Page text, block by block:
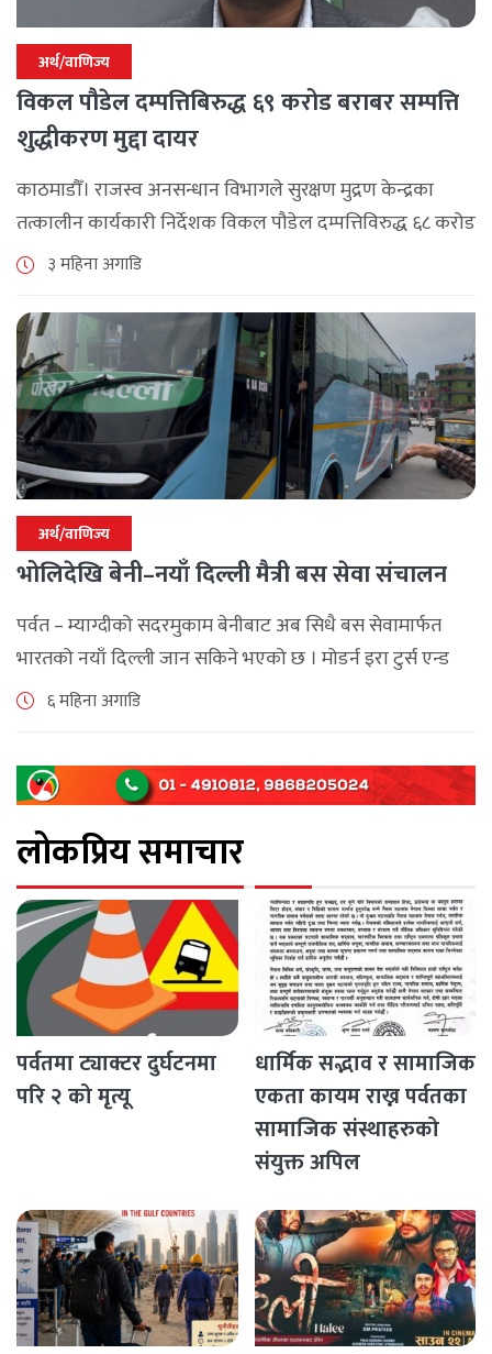
अर्थ/वाणिज्य
विकल पौडेल दम्पत्तिबिरुद्ध ६९ करोड बराबर सम्पत्ति
शुद्धीकरण मुद्दा दायर
काठमाडौँ। राजस्व अनसन्धान विभागले सुरक्षण मुद्रण केन्द्रका
तत्कालीन कार्यकारी निर्देशक विकल पौडेल दम्पत्तिविरुद्ध ६८ करोड
९४ लाख ६५ हजार रुपैयाँ बराबर बिगो दाबी गर्दै सम्पत्ति शुद्धीकरण
३ महिना अगाडि
अर्थ/वाणिज्य
भोलिदेखि बेनी–नयाँ दिल्ली मैत्री बस सेवा संचालन
पर्वत – म्याग्दीको सदरमुकाम बेनीबाट अब सिधै बस सेवामार्फत
भारतको नयाँ दिल्ली जान सकिने भएको छ । मोडर्न इरा टुर्स एन्ड
ट्राभल्स र सृष्टि यातायात प्रालिले भोली (माघ २१) देखि [...]
६ महिना अगाडि
लोकप्रिय समाचार
पर्वतमा ट्याक्टर दुर्घटनमा
परि २ को मृत्यू
धार्मिक सद्भाव र सामाजिक
एकता कायम राख्न पर्वतका
सामाजिक संस्थाहरुको
संयुक्त अपिल